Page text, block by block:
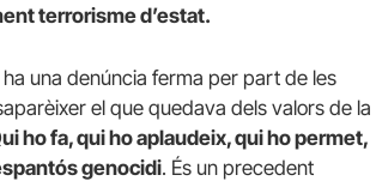
terrorisme d’estat.
una denúncia ferma per part de les
el que quedava dels valors de la
ho fa, qui ho aplaudeix, qui ho permet,
genocidi. És un precedent